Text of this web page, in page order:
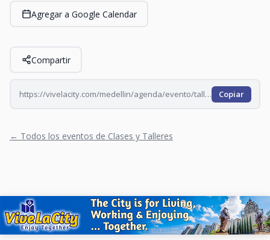
Agregar a Google Calendar
Compartir
https://vivelacity.com/medellin/agenda/evento/taller-de-escritura-evocaciones-2026-08-12 Copiar
← Todos los eventos de Clases y Talleres